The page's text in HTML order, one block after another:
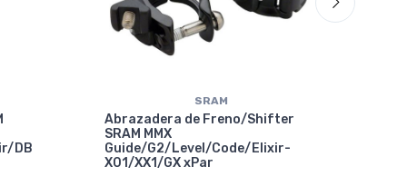
DB
SRAM
Abrazadera de Freno/Shifter
SRAM MMX
Guide/G2/Level/Code/Elixir-
X01/XX1/GX xPar